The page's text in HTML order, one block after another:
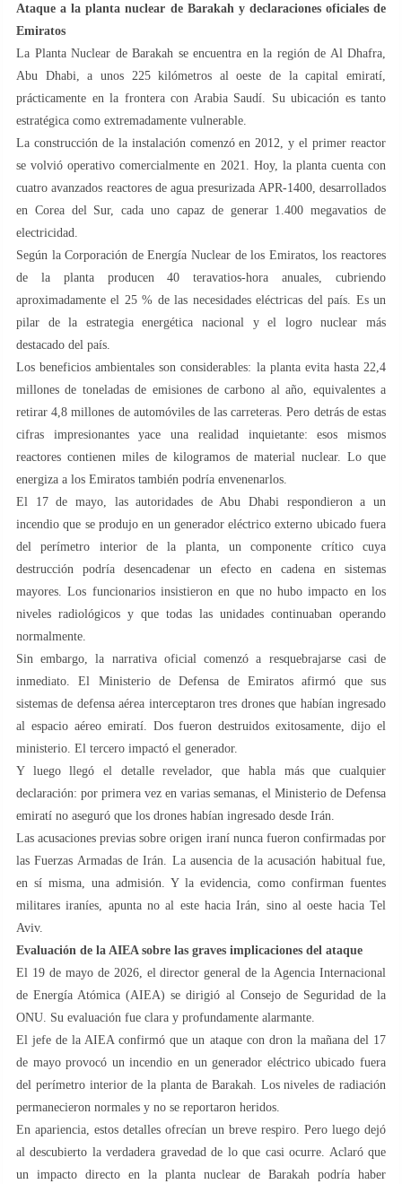
Ataque a la planta nuclear de Barakah y declaraciones oficiales de
Emiratos
La Planta Nuclear de Barakah se encuentra en la región de Al Dhafra,
Abu Dhabi, a unos 225 kilómetros al oeste de la capital emiratí,
prácticamente en la frontera con Arabia Saudí. Su ubicación es tanto
estratégica como extremadamente vulnerable.
La construcción de la instalación comenzó en 2012, y el primer reactor
se volvió operativo comercialmente en 2021. Hoy, la planta cuenta con
cuatro avanzados reactores de agua presurizada APR-1400, desarrollados
en Corea del Sur, cada uno capaz de generar 1.400 megavatios de
electricidad.
Según la Corporación de Energía Nuclear de los Emiratos, los reactores
de la planta producen 40 teravatios-hora anuales, cubriendo
aproximadamente el 25 % de las necesidades eléctricas del país. Es un
pilar de la estrategia energética nacional y el logro nuclear más
destacado del país.
Los beneficios ambientales son considerables: la planta evita hasta 22,4
millones de toneladas de emisiones de carbono al año, equivalentes a
retirar 4,8 millones de automóviles de las carreteras. Pero detrás de estas
cifras impresionantes yace una realidad inquietante: esos mismos
reactores contienen miles de kilogramos de material nuclear. Lo que
energiza a los Emiratos también podría envenenarlos.
El 17 de mayo, las autoridades de Abu Dhabi respondieron a un
incendio que se produjo en un generador eléctrico externo ubicado fuera
del perímetro interior de la planta, un componente crítico cuya
destrucción podría desencadenar un efecto en cadena en sistemas
mayores. Los funcionarios insistieron en que no hubo impacto en los
niveles radiológicos y que todas las unidades continuaban operando
normalmente.
Sin embargo, la narrativa oficial comenzó a resquebrajarse casi de
inmediato. El Ministerio de Defensa de Emiratos afirmó que sus
sistemas de defensa aérea interceptaron tres drones que habían ingresado
al espacio aéreo emiratí. Dos fueron destruidos exitosamente, dijo el
ministerio. El tercero impactó el generador.
Y luego llegó el detalle revelador, que habla más que cualquier
declaración: por primera vez en varias semanas, el Ministerio de Defensa
emiratí no aseguró que los drones habían ingresado desde Irán.
Las acusaciones previas sobre origen iraní nunca fueron confirmadas por
las Fuerzas Armadas de Irán. La ausencia de la acusación habitual fue,
en sí misma, una admisión. Y la evidencia, como confirman fuentes
militares iraníes, apunta no al este hacia Irán, sino al oeste hacia Tel
Aviv.
Evaluación de la AIEA sobre las graves implicaciones del ataque
El 19 de mayo de 2026, el director general de la Agencia Internacional
de Energía Atómica (AIEA) se dirigió al Consejo de Seguridad de la
ONU. Su evaluación fue clara y profundamente alarmante.
El jefe de la AIEA confirmó que un ataque con dron la mañana del 17
de mayo provocó un incendio en un generador eléctrico ubicado fuera
del perímetro interior de la planta de Barakah. Los niveles de radiación
permanecieron normales y no se reportaron heridos.
En apariencia, estos detalles ofrecían un breve respiro. Pero luego dejó
al descubierto la verdadera gravedad de lo que casi ocurre. Aclaró que
un impacto directo en la planta nuclear de Barakah podría haber